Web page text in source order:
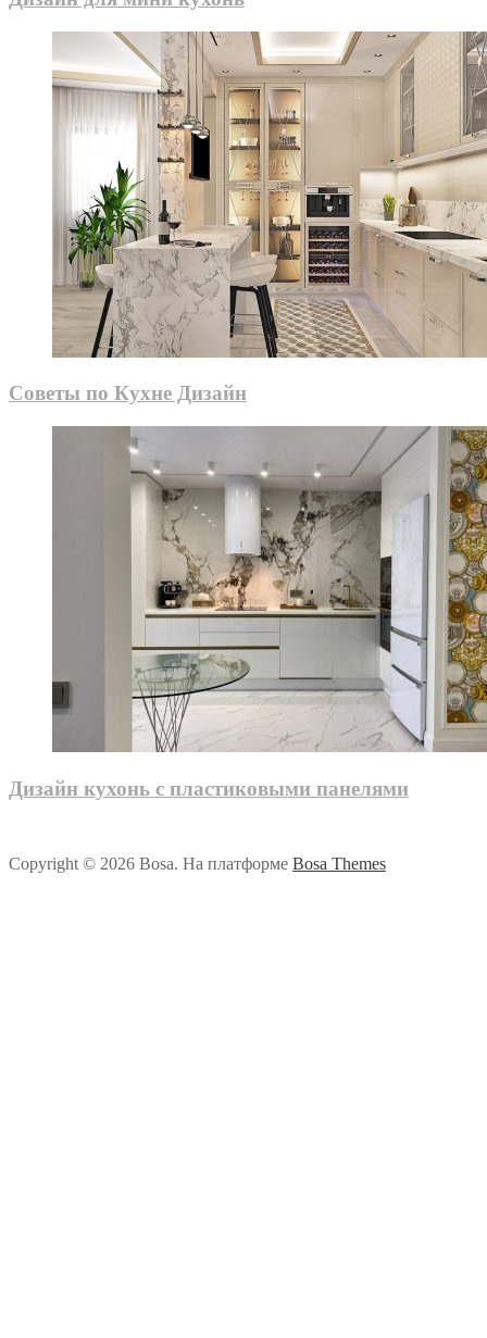
Советы по Кухне Дизайн
Дизайн кухонь с пластиковыми панелями
Copyright © 2026 Bosa. На платформе Bosa Themes